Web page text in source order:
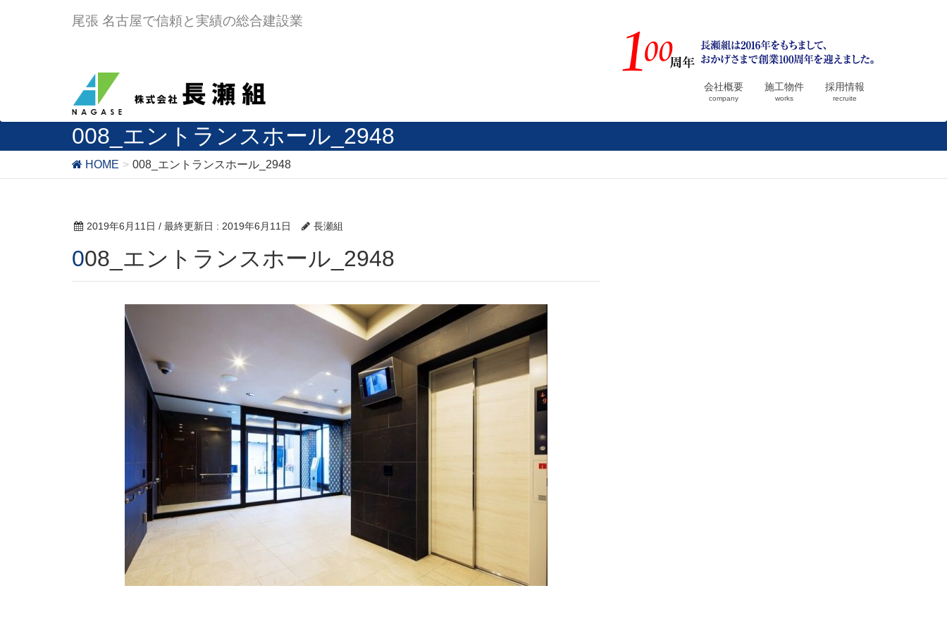
尾張 名古屋で信頼と実績の総合建設業
会社概要
company
施工物件
works
採用情報
recruite
008_エントランスホール_2948
HOME 008_エントランスホール_2948
2019年6月11日 / 最終更新日 : 2019年6月11日 長瀬組
008_エントランスホール_2948